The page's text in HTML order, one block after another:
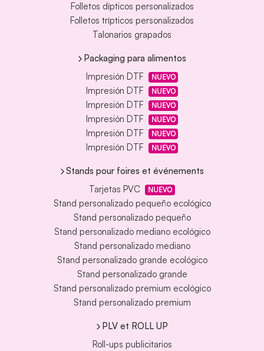
Folletos dípticos personalizados
Folletos trípticos personalizados
Talonarios grapados
Packaging para alimentos
Impresión DTF
NUEVO
Impresión DTF NUEVO
Impresión DTF NUEVO
Impresión DTF NUEVO
Impresión DTF NUEVO
Impresión DTF NUEVO
Stands pour foires et événements
Tarjetas PVC
NUEVO
Stand personalizado pequeño ecológico
Stand personalizado pequeño
Stand personalizado mediano ecológico
Stand personalizado mediano
Stand personalizado grande ecológico
Stand personalizado grande
Stand personalizado premium ecológico
Stand personalizado premium
PLV et ROLL UP
Roll-ups publicitarios